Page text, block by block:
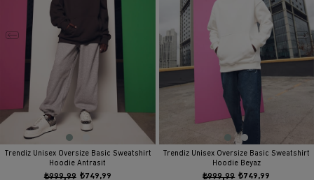
Trendiz Unisex Oversize Basic Sweatshirt
Hoodie Antrasit
₺749,99
₺999,99
Trendiz Unisex Oversize Basic Sweatshirt
Hoodie Beyaz
₺749,99
₺999,99